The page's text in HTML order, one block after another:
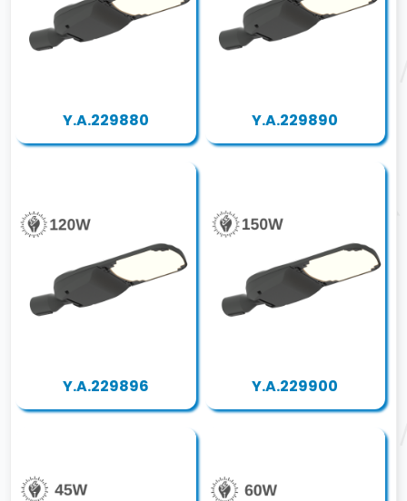
Y.A.229880 Y.A.229890
Y.A.229896 Y.A.229900